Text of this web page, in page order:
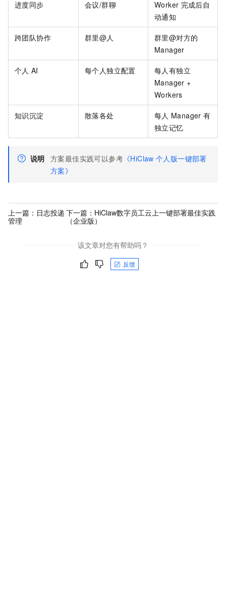
进度同步 会议/群聊 Worker 完成后自
动通知
跨团队协作 群里@人
群里@对方的
Manager
个人 AI 每个人独立配置
每人有独立
Manager +
Workers
知识沉淀 散落各处 每人 Manager 有
独立记忆
说明 方案最佳实践可以参考 《HiClaw 个人版一键部署
方案》
上一篇： 日志投递
管理
下一篇： HiClaw数字员工云上一键部署最佳实践
（企业版）
该文章对您有帮助吗？
反馈